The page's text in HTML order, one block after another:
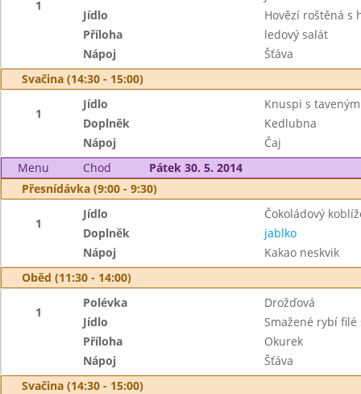
1
Jídlo
Hovězí roštěná s
Příloha
ledový salát
Nápoj
Šťáva
Svačina (14:30 - 15:00)
1
Jídlo
Knuspi s
Doplněk
Kedlubna
Nápoj
Čaj
Menu
Chod
Pátek 30. 5. 2014
Přesnídávka (9:00 - 9:30)
1
Jídlo
Čokoládový
Doplněk
jablko
Nápoj
Kakao neskvik
Oběd (11:30 - 14:00)
1
Polévka
Drožďová
Jídlo
Smažené rybí
Příloha
Okurek
Nápoj
Šťáva
Svačina (14:30 - 15:00)